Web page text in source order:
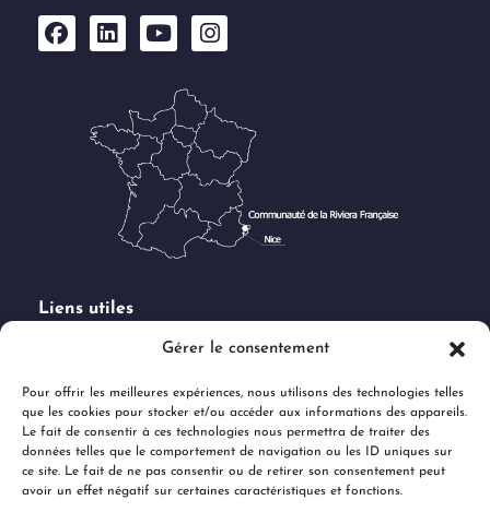
Gérer le consentement
Pour offrir les meilleures expériences, nous utilisons des technologies telles
que les cookies pour stocker et/ou accéder aux informations des appareils.
Le fait de consentir à ces technologies nous permettra de traiter des
données telles que le comportement de navigation ou les ID uniques sur
ce site. Le fait de ne pas consentir ou de retirer son consentement peut
avoir un effet négatif sur certaines caractéristiques et fonctions.
Liens utiles
Offres d'emploi
Espace Presse & Logo
Charte des réseaux sociaux
Documents administratifs